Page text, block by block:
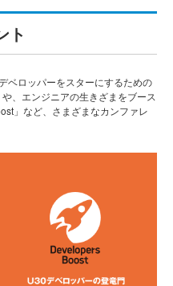
ト
ベロッパーをスターにするための
、エンジニアの生きざまをブース
」など、さまざまなカンファレ